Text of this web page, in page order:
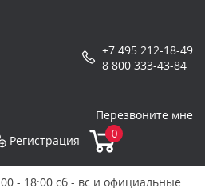
+7 495 212-18-49
8 800 333-43-84
Перезвоните мне
Регистрация 0
- 18:00 сб - вс и официальные